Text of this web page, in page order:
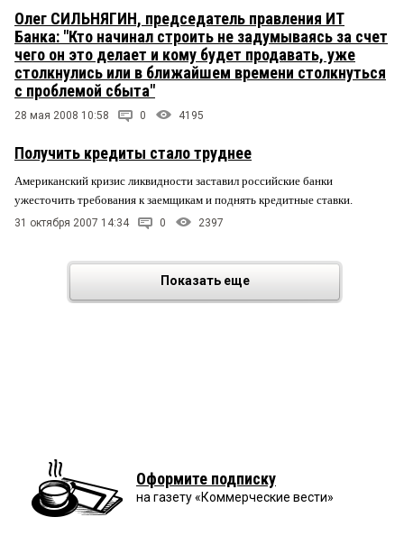
Олег СИЛЬНЯГИН, председатель правления ИТ
Банка: "Кто начинал строить не задумываясь за счет
чего он это делает и кому будет продавать, уже
столкнулись или в ближайшем времени столкнуться
с проблемой сбыта"
28 мая 2008 10:58 0 4195
Получить кредиты стало труднее
Американский кризис ликвидности заставил российские банки
ужесточить требования к заемщикам и поднять кредитные ставки.
31 октября 2007 14:34 0 2397
Показать еще
Оформите подписку
на газету «Коммерческие вести»